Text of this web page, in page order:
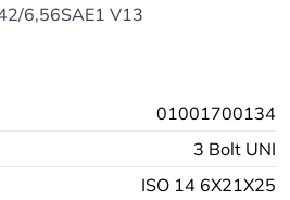
6,56SAE1 V13
01001700134
3 Bolt UNI
ISO 14 6X21X25